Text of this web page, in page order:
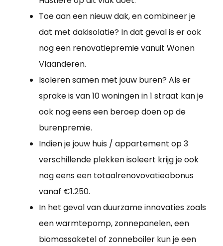
Toe aan een nieuw dak, en combineer je
dat met dakisolatie? In dat geval is er ook
nog een renovatiepremie vanuit Wonen
Vlaanderen.
Isoleren samen met jouw buren? Als er
sprake is van 10 woningen in 1 straat kan je
ook nog eens een beroep doen op de
burenpremie.
Indien je jouw huis / appartement op 3
verschillende plekken isoleert krijg je ook
nog eens een totaalrenovovatieobonus
vanaf €1.250.
In het geval van duurzame innovaties zoals
een warmtepomp, zonnepanelen, een
biomassaketel of zonneboiler kun je een